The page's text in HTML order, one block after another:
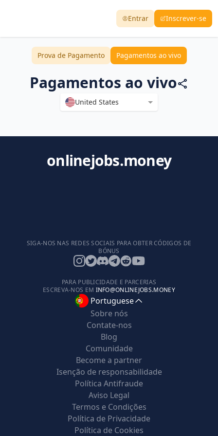
Entrar Inscrever-se
Prova de Pagamento Pagamentos ao vivo
Pagamentos ao vivo
United States
onlinejobs.money
SIGA-NOS NAS REDES SOCIAIS PARA OBTER CÓDIGOS DE
BÓNUS
PARA PUBLICIDADE E PARCERIAS
ESCREVA-NOS EM INFO@ONLINEJOBS.MONEY
Portuguese
Sobre nós
Contate-nos
Blog
Comunidade
Become a partner
Isenção de responsabilidade
Política Antifraude
Aviso Legal
Termos e Condições
Política de Privacidade
Política de Cookies